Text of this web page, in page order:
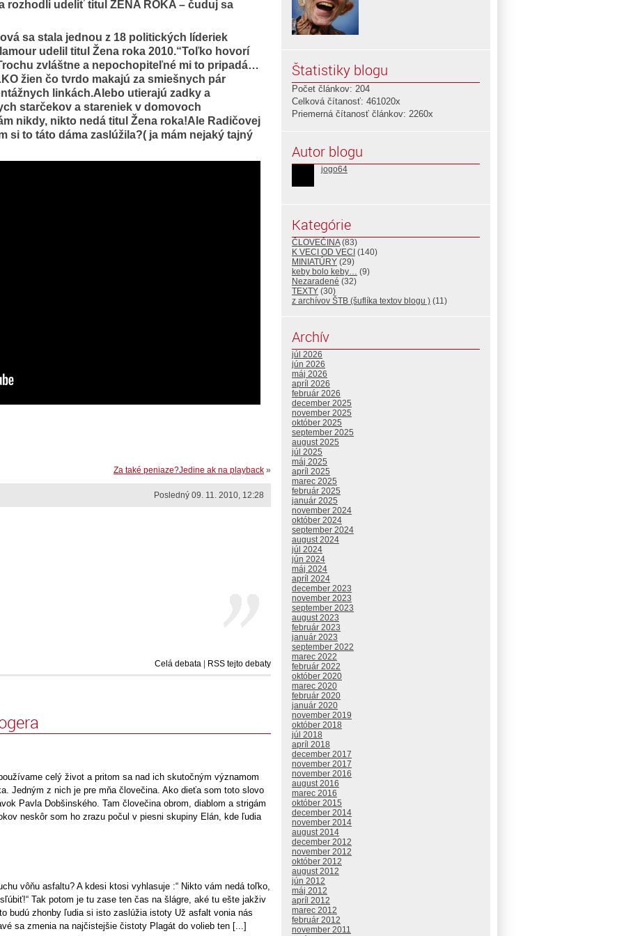
rozhodli udeliť titul ŽENA ROKA – čuduj sa
sa stala jednou z 18 politických líderiek
udelil titul Žena roka 2010.“Toľko hovorí
zvláštne a nepochopiteľné mi to pripadá…
žien čo tvrdo makajú za smiešnych pár
linkách.Alebo utierajú zadky a
starčekov a stareniek v domovoch
nikdy, nikto nedá titul Žena roka!Ale Radičovej
si to táto dáma zaslúžila?( ja mám nejaký tajný
Za také peniaze?Jedine ak na playback »
Posledný 09. 11. 2010, 12:28
Celá debata RSS tejto debaty
celý život a pritom sa nad ich skutočným významom
Jedným z nich je pre mňa človečina. Ako dieťa som toto slovo
Pavla Dobšinského. Tam človečina obrom, diablom a strigám
neskôr som ho zrazu počul v piesni skupiny Elán, kde ľudia
vôňu asfaltu? A kdesi ktosi vyhlasuje :“ Nikto vám nedá toľko,
Tak potom je tu zase ten čas na šlágre, aké tu ešte jakživ
budú zhonby ľudia si isto zaslúžia istoty Už asfalt vonia nás
sa zmenia na najčistejšie čistoty Plagát do volieb ten [...]
Štatistiky blogu
Počet článkov: 204
Celková čítanosť: 461020x
Priemerná čítanosť článkov: 2260x
Autor blogu
jogo64
Kategórie
ČLOVEČINA(83)
K VECI OD VECI (140)
MINIATÚRY (29)
keby bolo keby… (9)
Nezaradené (32)
TEXTY (30)
z archívov ŠTB (šuflíka textov blogu ) (11)
Archív
júl 2026
jún 2026
máj 2026
apríl 2026
február 2026
december 2025
november 2025
október 2025
september 2025
august 2025
júl 2025
máj 2025
apríl 2025
marec 2025
február 2025
január 2025
november 2024
október 2024
september 2024
august 2024
júl 2024
jún 2024
máj 2024
apríl 2024
december 2023
november 2023
september 2023
august 2023
február 2023
január 2023
september 2022
marec 2022
február 2022
október 2020
marec 2020
február 2020
január 2020
november 2019
október 2018
júl 2018
apríl 2018
december 2017
november 2017
november 2016
august 2016
marec 2016
október 2015
december 2014
november 2014
august 2014
december 2012
november 2012
október 2012
august 2012
jún 2012
máj 2012
apríl 2012
marec 2012
február 2012
november 2011